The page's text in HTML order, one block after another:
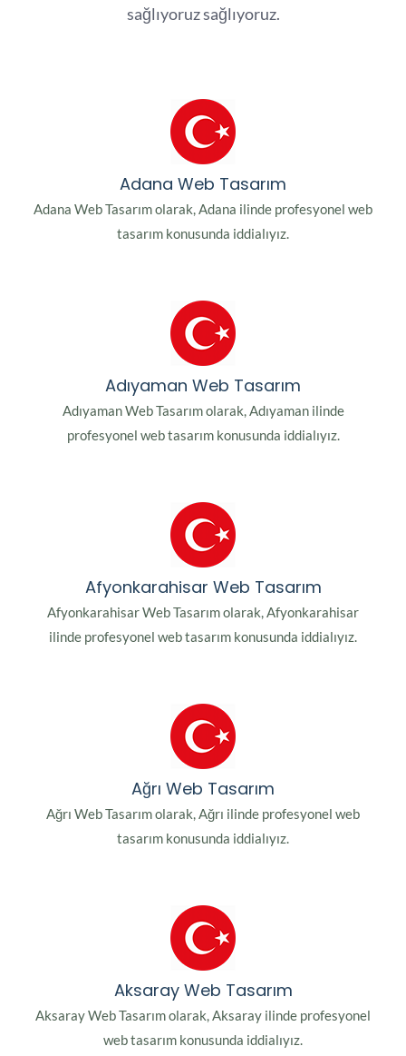
sağlıyoruz sağlıyoruz.
Adana Web Tasarım
Adana Web Tasarım olarak, Adana ilinde profesyonel web
tasarım konusunda iddialıyız.
Adıyaman Web Tasarım
Adıyaman Web Tasarım olarak, Adıyaman ilinde
profesyonel web tasarım konusunda iddialıyız.
Afyonkarahisar Web Tasarım
Afyonkarahisar Web Tasarım olarak, Afyonkarahisar
ilinde profesyonel web tasarım konusunda iddialıyız.
Ağrı Web Tasarım
Ağrı Web Tasarım olarak, Ağrı ilinde profesyonel web
tasarım konusunda iddialıyız.
Aksaray Web Tasarım
Aksaray Web Tasarım olarak, Aksaray ilinde profesyonel
web tasarım konusunda iddialıyız.